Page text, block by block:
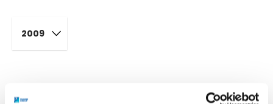
2009